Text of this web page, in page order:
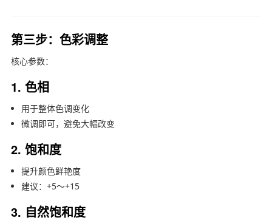
第三步：色彩调整
核心参数：
1. 色相
用于整体色调变化
微调即可，避免大幅改变
2. 饱和度
提升颜色鲜艳度
建议：+5～+15
3. 自然饱和度